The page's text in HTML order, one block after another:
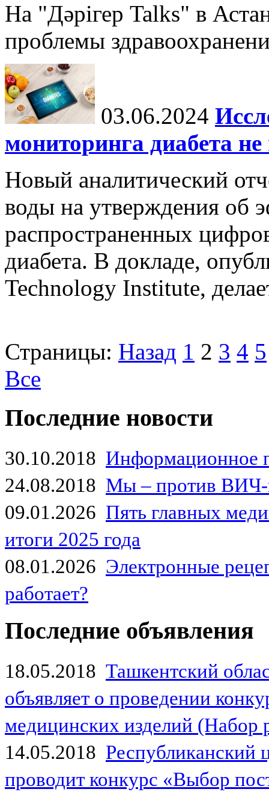
На "Дәрігер Talks" в
проблемы
03.06.2024
мониторинга диабета
Новый аналитический
воды на утверждения об
распространенных
диабета. В докладе,
Technology Institute,
Страницы: Назад 1 2 3 4 5
Все
Последние новости
30.10.2018 Информационное
24.08.2018 Мы – против
09.01.2026 Пять главных
итоги 2025 года
08.01.2026 Электронные
работает?
Последние объявления
18.05.2018 Ташкентский
объявляет о проведении
медицинских изделий (Набор
14.05.2018
проводит конкурс «Выбор